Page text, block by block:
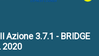
Azione 3.7.1 - BRIDGE
2020